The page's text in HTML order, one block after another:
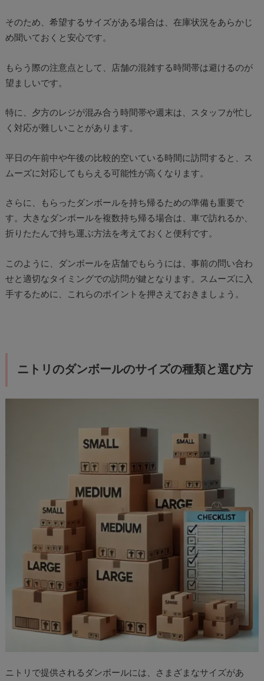
そのため、希望するサイズがある場合は、在庫状況をあらかじ
め聞いておくと安心です。
もらう際の注意点として、店舗の混雑する時間帯は避けるのが
望ましいです。
特に、夕方のレジが混み合う時間帯や週末は、スタッフが忙し
く対応が難しいことがあります。
平日の午前中や午後の比較的空いている時間に訪問すると、ス
ムーズに対応してもらえる可能性が高くなります。
さらに、もらったダンボールを持ち帰るための準備も重要で
す。大きなダンボールを複数持ち帰る場合は、車で訪れるか、
折りたたんで持ち運ぶ方法を考えておくと便利です。
このように、ダンボールを店舗でもらうには、事前の問い合わ
せと適切なタイミングでの訪問が鍵となります。スムーズに入
手するために、これらのポイントを押さえておきましょう。
ニトリのダンボールのサイズの種類と選び方
ニトリで提供されるダンボールには、さまざまなサイズがあ